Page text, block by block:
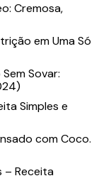
Cremosa,
em Uma Só
Sovar:
Simples e
com Coco.
– Receita